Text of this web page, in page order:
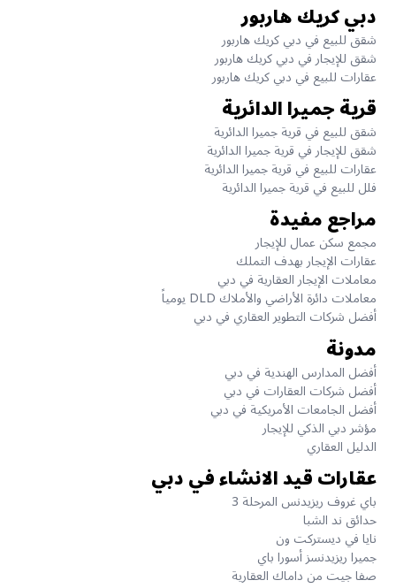
دبي كريك هاربور
شقق للبيع في دبي كريك هاربور
شقق للإيجار في دبي كريك هاربور
عقارات للبيع في دبي كريك هاربور
قرية جميرا الدائرية
شقق للبيع في قرية جميرا الدائرية
شقق للإيجار في قرية جميرا الدائرية
عقارات للبيع في قرية جميرا الدائرية
فلل للبيع في قرية جميرا الدائرية
مراجع مفيدة
مجمع سكن عمال للإيجار
عقارات الإيجار بهدف التملك
معاملات الإيجار العقارية في دبي
معاملات دائرة الأراضي والأملاك DLD يومياً
أفضل شركات التطوير العقاري في دبي
مدونة
أفضل المدارس الهندية في دبي
أفضل شركات العقارات في دبي
أفضل الجامعات الأمريكية في دبي
مؤشر دبي الذكي للإيجار
الدليل العقاري
عقارات قيد الانشاء في دبي
باي غروف ريزيدنس المرحلة 3
حدائق ند الشبا
نايا في ديستركت ون
جميرا ريزيدنسز أسورا باي
صفا جيت من داماك العقارية